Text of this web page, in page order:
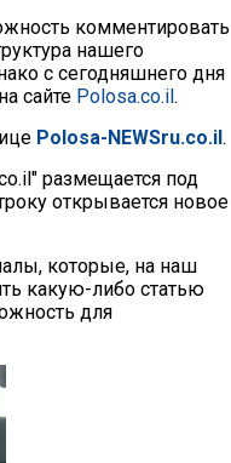
комментировать
нашего
с сегодняшнего дня
сайте Polosa.co.il.
Polosa-NEWSru.co.il.
размещается под
открывается новое
которые, на наш
какую-либо статью
для